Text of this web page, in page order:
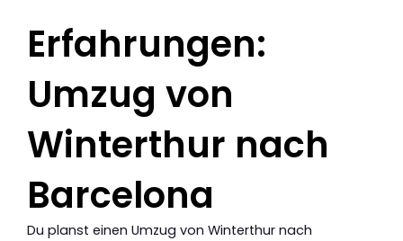
Erfahrungen:
Umzug von
Winterthur nach
Barcelona
Du planst einen Umzug von Winterthur nach